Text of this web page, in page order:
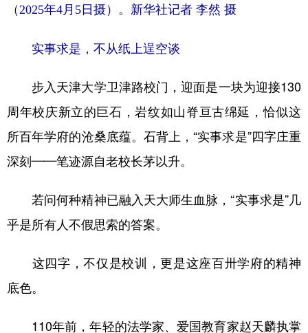
（2025年4月5日摄）。新华社记者 李然 摄
实事求是，不从纸上逞空谈
步入天津大学卫津路校门，迎面是一块为迎接130
周年校庆新立的巨石，岩纹如山脊亘古绵延，恰似这
所百年学府的沧桑底蕴。石背上，“实事求是”四字庄重
深刻——笔迹源自老校长茅以升。
若问何种精神已融入天大师生血脉，“实事求是”几
乎是所有人不假思索的答案。
这四字，不仅是校训，更是这座百卅学府的精神
底色。
110年前，年轻的法学家、爱国教育家赵天麟执掌